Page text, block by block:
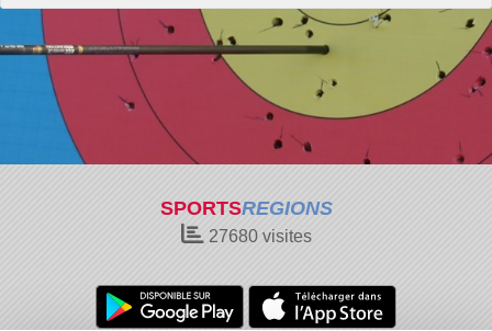
SPORTSREGIONS
27680visites